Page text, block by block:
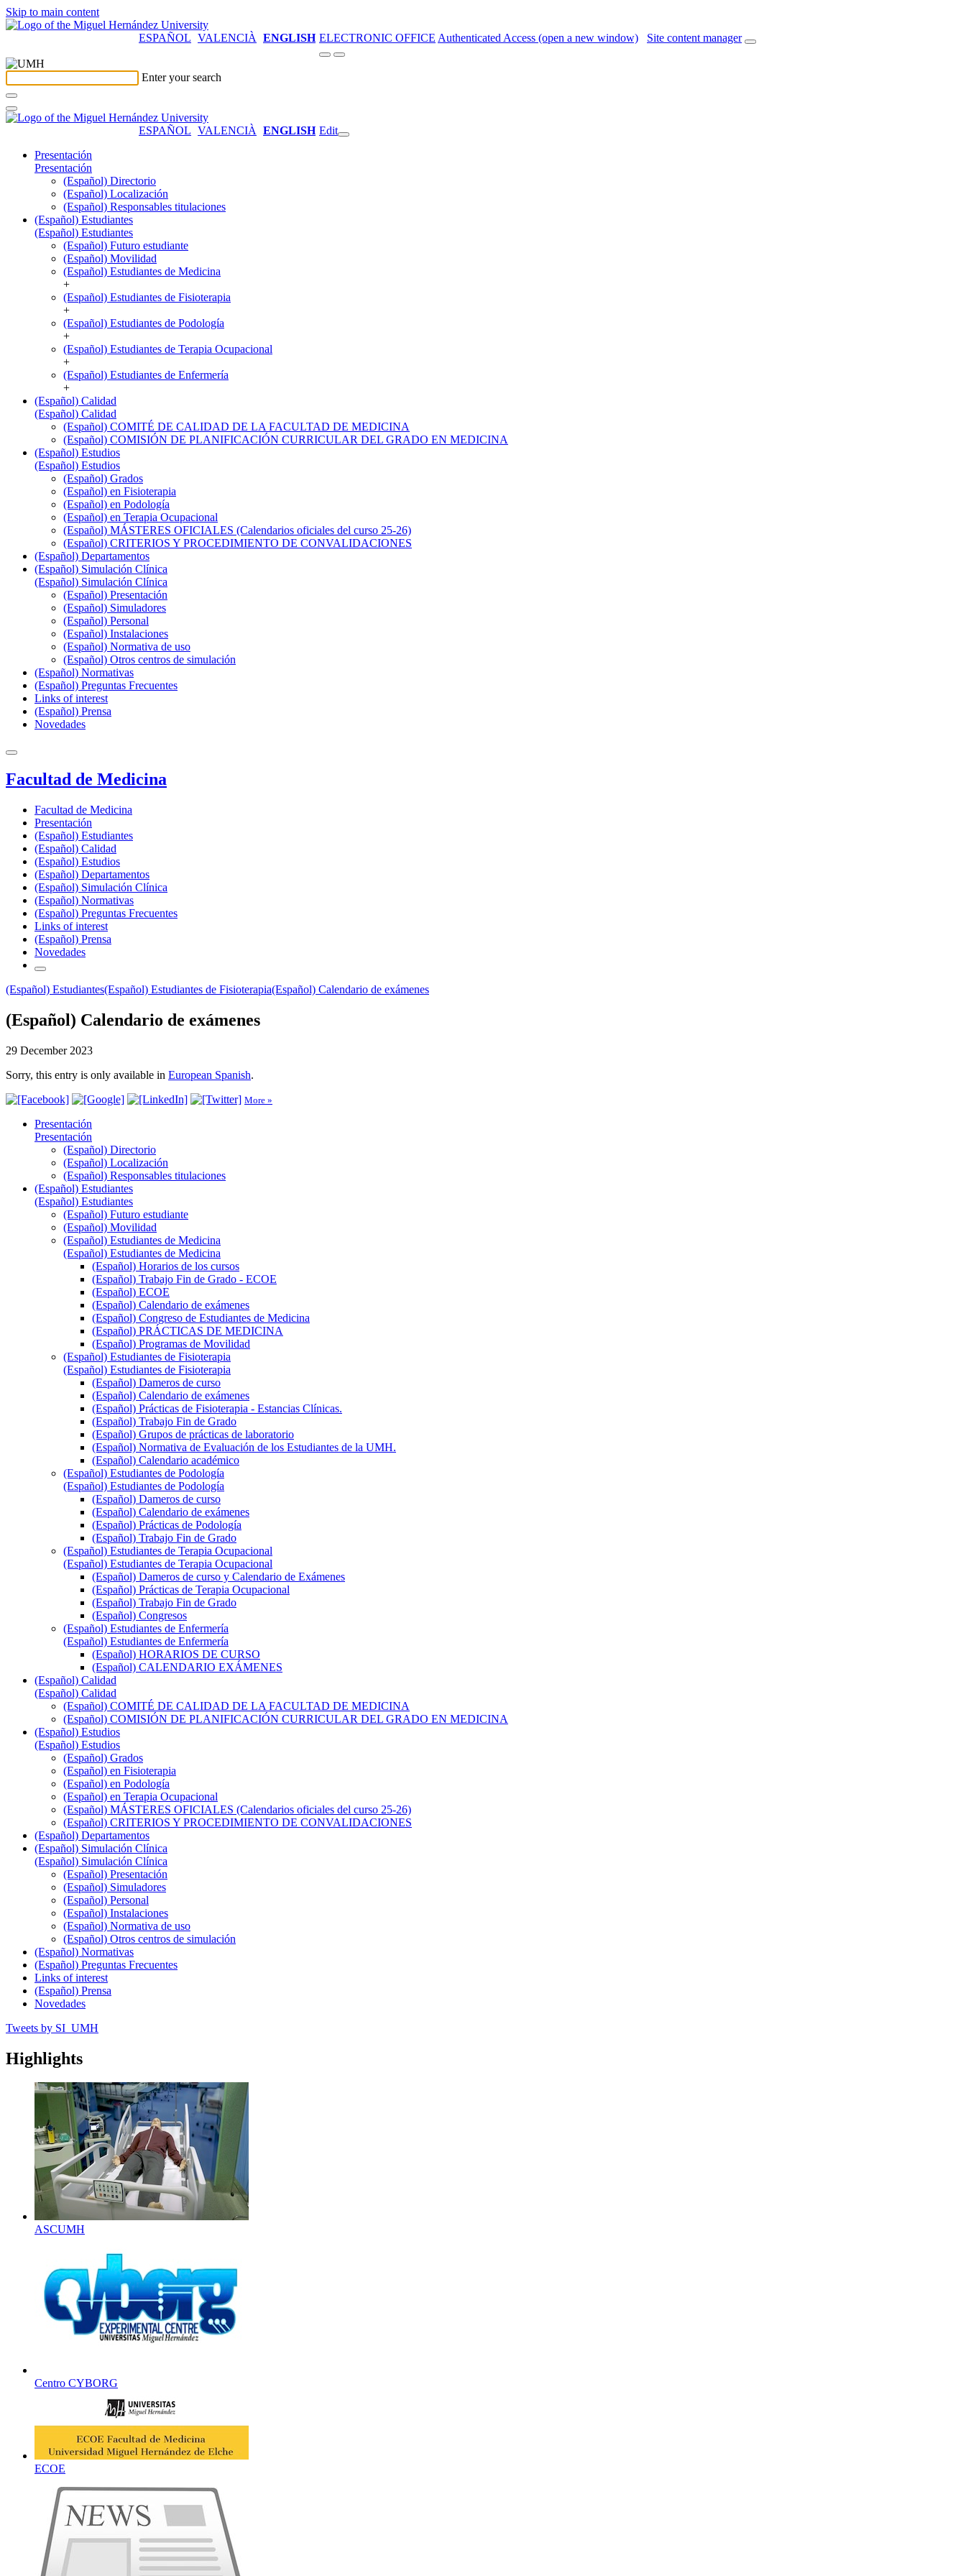
Skip to main content
ESPAÑOL VALENCIÀ ENGLISH ELECTRONIC OFFICE Authenticated Access (open a new window) Site content manager
Enter your search
ESPAÑOL VALENCIÀ ENGLISH Edit
Presentación
Presentación
(Español) Directorio
(Español) Localización
(Español) Responsables titulaciones
(Español) Estudiantes
(Español) Estudiantes
(Español) Futuro estudiante
(Español) Movilidad
(Español) Estudiantes de Medicina
+
(Español) Estudiantes de Fisioterapia
+
(Español) Estudiantes de Podología
+
(Español) Estudiantes de Terapia Ocupacional
+
(Español) Estudiantes de Enfermería
+
(Español) Calidad
(Español) Calidad
(Español) COMITÉ DE CALIDAD DE LA FACULTAD DE MEDICINA
(Español) COMISIÓN DE PLANIFICACIÓN CURRICULAR DEL GRADO EN MEDICINA
(Español) Estudios
(Español) Estudios
(Español) Grados
(Español) en Fisioterapia
(Español) en Podología
(Español) en Terapia Ocupacional
(Español) MÁSTERES OFICIALES (Calendarios oficiales del curso 25-26)
(Español) CRITERIOS Y PROCEDIMIENTO DE CONVALIDACIONES
(Español) Departamentos
(Español) Simulación Clínica
(Español) Simulación Clínica
(Español) Presentación
(Español) Simuladores
(Español) Personal
(Español) Instalaciones
(Español) Normativa de uso
(Español) Otros centros de simulación
(Español) Normativas
(Español) Preguntas Frecuentes
Links of interest
(Español) Prensa
Novedades
Facultad de Medicina
Facultad de Medicina
Presentación
(Español) Estudiantes
(Español) Calidad
(Español) Estudios
(Español) Departamentos
(Español) Simulación Clínica
(Español) Normativas
(Español) Preguntas Frecuentes
Links of interest
(Español) Prensa
Novedades
(Español) Estudiantes(Español) Estudiantes de Fisioterapia(Español) Calendario de exámenes
(Español) Calendario de exámenes
29 December 2023
Sorry, this entry is only available in European Spanish.
More »
Presentación
Presentación
(Español) Directorio
(Español) Localización
(Español) Responsables titulaciones
(Español) Estudiantes
(Español) Estudiantes
(Español) Futuro estudiante
(Español) Movilidad
(Español) Estudiantes de Medicina
(Español) Estudiantes de Medicina
(Español) Horarios de los cursos
(Español) Trabajo Fin de Grado - ECOE
(Español) ECOE
(Español) Calendario de exámenes
(Español) Congreso de Estudiantes de Medicina
(Español) PRÁCTICAS DE MEDICINA
(Español) Programas de Movilidad
(Español) Estudiantes de Fisioterapia
(Español) Estudiantes de Fisioterapia
(Español) Dameros de curso
(Español) Calendario de exámenes
(Español) Prácticas de Fisioterapia - Estancias Clínicas.
(Español) Trabajo Fin de Grado
(Español) Grupos de prácticas de laboratorio
(Español) Normativa de Evaluación de los Estudiantes de la UMH.
(Español) Calendario académico
(Español) Estudiantes de Podología
(Español) Estudiantes de Podología
(Español) Dameros de curso
(Español) Calendario de exámenes
(Español) Prácticas de Podología
(Español) Trabajo Fin de Grado
(Español) Estudiantes de Terapia Ocupacional
(Español) Estudiantes de Terapia Ocupacional
(Español) Dameros de curso y Calendario de Exámenes
(Español) Prácticas de Terapia Ocupacional
(Español) Trabajo Fin de Grado
(Español) Congresos
(Español) Estudiantes de Enfermería
(Español) Estudiantes de Enfermería
(Español) HORARIOS DE CURSO
(Español) CALENDARIO EXÁMENES
(Español) Calidad
(Español) Calidad
(Español) COMITÉ DE CALIDAD DE LA FACULTAD DE MEDICINA
(Español) COMISIÓN DE PLANIFICACIÓN CURRICULAR DEL GRADO EN MEDICINA
(Español) Estudios
(Español) Estudios
(Español) Grados
(Español) en Fisioterapia
(Español) en Podología
(Español) en Terapia Ocupacional
(Español) MÁSTERES OFICIALES (Calendarios oficiales del curso 25-26)
(Español) CRITERIOS Y PROCEDIMIENTO DE CONVALIDACIONES
(Español) Departamentos
(Español) Simulación Clínica
(Español) Simulación Clínica
(Español) Presentación
(Español) Simuladores
(Español) Personal
(Español) Instalaciones
(Español) Normativa de uso
(Español) Otros centros de simulación
(Español) Normativas
(Español) Preguntas Frecuentes
Links of interest
(Español) Prensa
Novedades
Tweets by SI_UMH
Highlights
ASCUMH
Centro CYBORG
ECOE